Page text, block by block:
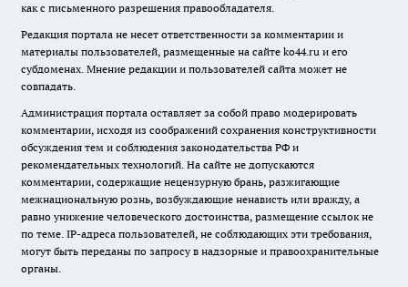
как с письменного разрешения правообладателя.
Редакция портала не несет ответственности за комментарии и
материалы пользователей, размещенные на сайте ko44.ru и его
субдоменах. Мнение редакции и пользователей сайта может не
совпадать.
Администрация портала оставляет за собой право модерировать
комментарии, исходя из соображений сохранения конструктивности
обсуждения тем и соблюдения законодательства РФ и
рекомендательных технологий. На сайте не допускаются
комментарии, содержащие нецензурную брань, разжигающие
межнациональную рознь, возбуждающие ненависть или вражду, а
равно унижение человеческого достоинства, размещение ссылок не
по теме. IP-адреса пользователей, не соблюдающих эти требования,
могут быть переданы по запросу в надзорные и правоохранительные
органы.